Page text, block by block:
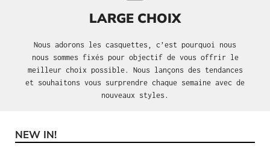
LARGE CHOIX
Nous adorons les casquettes, c’est pourquoi nous
nous sommes fixés pour objectif de vous offrir le
meilleur choix possible. Nous lançons des tendances
et souhaitons vous surprendre chaque semaine avec de
nouveaux styles.
Ignorer la galerie de produits
NEW IN!